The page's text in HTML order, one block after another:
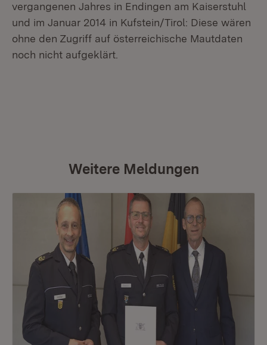
vergangenen Jahres in Endingen am Kaiserstuhl
und im Januar 2014 in Kufstein/Tirol: Diese wären
ohne den Zugriff auf österreichische Mautdaten
noch nicht aufgeklärt.
Weitere Meldungen